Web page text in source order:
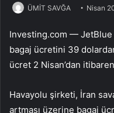
ÜMİT SAVĞA Nisan
Investing.com — JetBlue
bagaj ücretini 39
ücret 2 Nisan’dan
Havayolu şirketi, İran
artması üzerine bagaj